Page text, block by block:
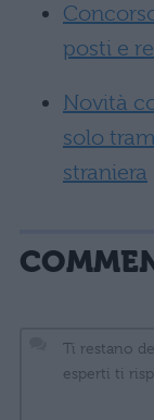
posti e
Novità
solo
straniera